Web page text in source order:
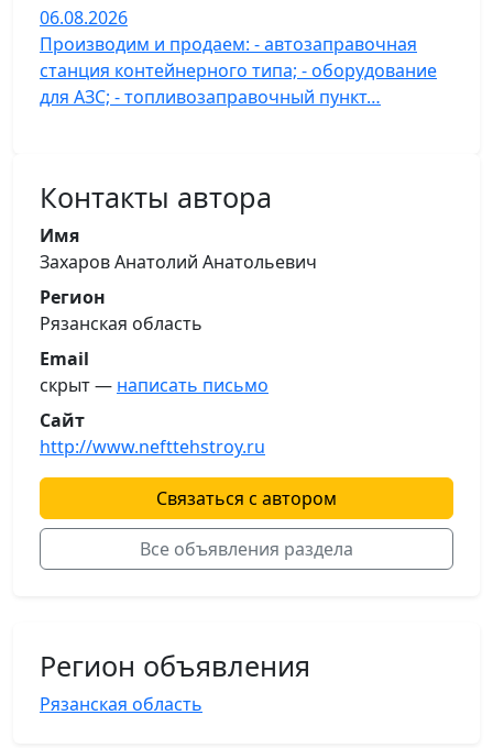
06.08.2026
Производим и продаем: - автозаправочная
станция контейнерного типа; - оборудование
для АЗС; - топливозаправочный пункт…
Контакты автора
Имя
Захаров Анатолий Анатольевич
Регион
Рязанская область
Email
скрыт — написать письмо
Сайт
http://www.nefttehstroy.ru
Связаться с автором
Все объявления раздела
Регион объявления
Рязанская область